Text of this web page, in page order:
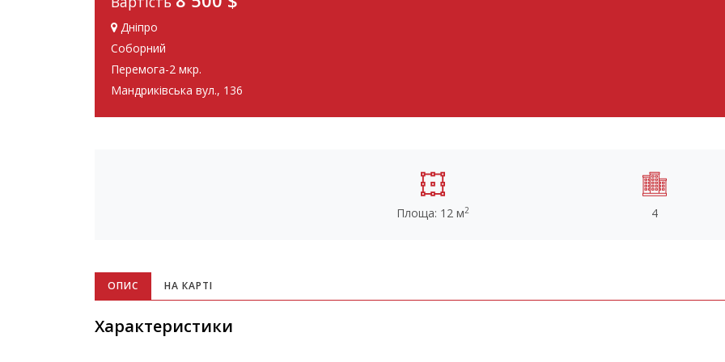
Дніпро
Соборний
Перемога-2 мкр.
Мандриківська вул., 136
Площа: 12 м2 4
ОПИС НА КАРТІ
Характеристики